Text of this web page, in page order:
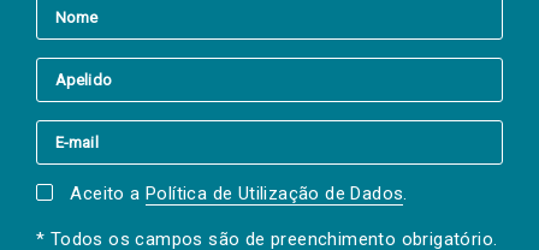
Aceito a Política de Utilização de Dados.
* Todos os campos são de preenchimento obrigatório.